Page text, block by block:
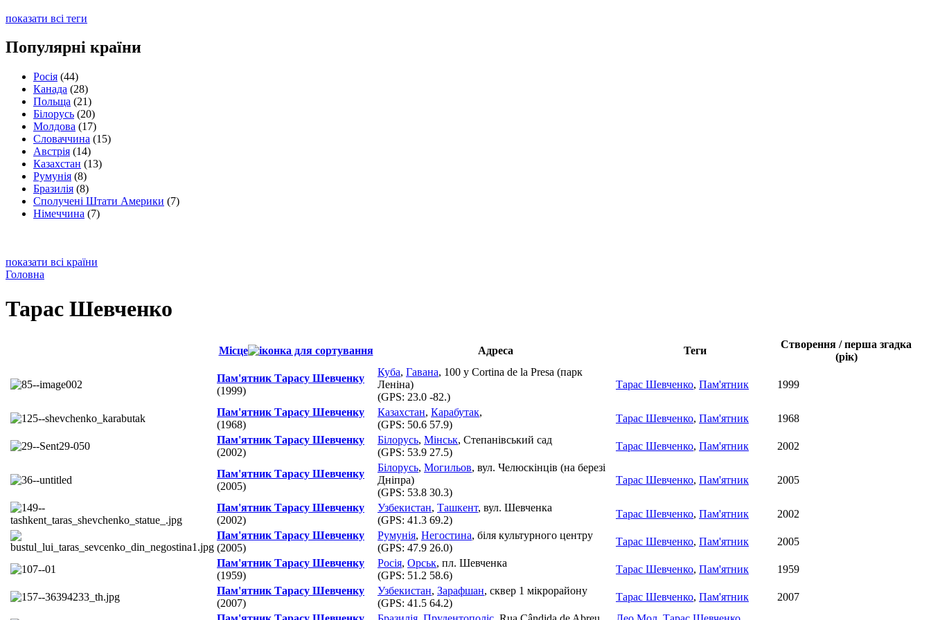
показати всі теги
Популярні країни
Росія (44)
Канада (28)
Польща (21)
Білорусь (20)
Молдова (17)
Словаччина (15)
Австрія (14)
Казахстан (13)
Румунія (8)
Бразилія (8)
Сполучені Штати Америки (7)
Німеччина (7)
показати всі країни
Головна
Тарас Шевченко
Місце Адреса Теги
Створення / перша згадка
(рік)
Пам'ятник Тарасу Шевченку
(1999)
Куба, Гавана, 100 y Cortina de la Presa (парк
Леніна)
(GPS: 23.0 -82.)
Тарас Шевченко, Пам'ятник 1999
Пам'ятник Тарасу Шевченку
(1968)
Казахстан, Карабутак,
(GPS: 50.6 57.9)
Тарас Шевченко, Пам'ятник
1968
Пам'ятник Тарасу Шевченку
(2002)
Білорусь, Мінськ, Степанівський сад
(GPS: 53.9 27.5)
Тарас Шевченко, Пам'ятник 2002
Пам'ятник Тарасу Шевченку
(2005)
Білорусь, Могильов, вул. Челюскінців (на березі
Дніпра)
(GPS: 53.8 30.3)
Тарас Шевченко, Пам'ятник 2005
Пам'ятник Тарасу Шевченку
(2002)
Узбекистан, Ташкент, вул. Шевченка
(GPS: 41.3 69.2)
Тарас Шевченко, Пам'ятник
2002
Пам'ятник Тарасу Шевченку
(2005)
Румунія, Негостина, біля культурного центру
(GPS: 47.9 26.0)
Тарас Шевченко, Пам'ятник
2005
Пам'ятник Тарасу Шевченку
(1959)
Росія, Орськ, пл. Шевченка
(GPS: 51.2 58.6)
Тарас Шевченко, Пам'ятник
1959
Пам'ятник Тарасу Шевченку
(2007)
Узбекистан, Зарафшан, сквер 1 мікрорайону
(GPS: 41.5 64.2)
Тарас Шевченко, Пам'ятник
2007